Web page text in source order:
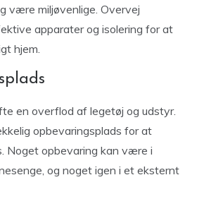
være miljøvenlige. Overvej
apparater og isolering for at
hjem.
en overflod af legetøj og udstyr.
opbevaringsplads for at
Noget opbevaring kan være i
og noget igen i et eksternt